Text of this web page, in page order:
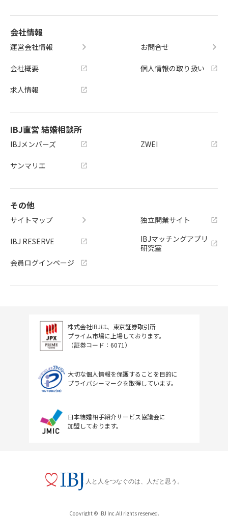
会社情報
運営会社情報
会社概要
求人情報
お問合せ
個人情報の取り扱い
IBJ直営 結婚相談所
IBJメンバーズ
サンマリエ
ZWEI
その他
サイトマップ
IBJ RESERVE
会員ログインページ
独立開業サイト
IBJマッチングアプリ
研究室
株式会社IBJは、東京証券取引所
プライム市場に上場しております。
（証券コード：6071）
大切な個人情報を保護することを目的に
プライバシーマークを取得しています。
日本結婚相手紹介サービス協議会に
加盟しております。
人と人をつなぐのは、人だと思う。
Copyright © IBJ Inc.All rights reserved.